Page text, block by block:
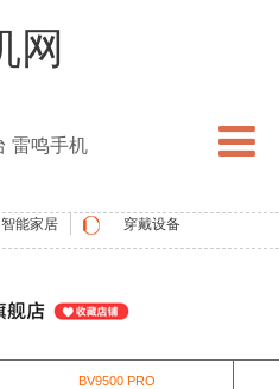
网
雷鸣手机
智能家居 穿戴设备
vernee
BV9500 PRO